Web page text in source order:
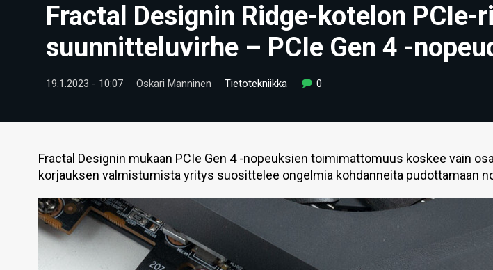
Fractal Designin Ridge-kotelon
suunnitteluvirhe – PCIe Gen 4 -
19.1.2023 - 10:07 Oskari Manninen Tietotekniikka 0
Fractal Designin mukaan PCIe Gen 4 -nopeuksien toimimattomuus koskee vain
korjauksen valmistumista yritys suosittelee ongelmia kohdanneita pudottamaan